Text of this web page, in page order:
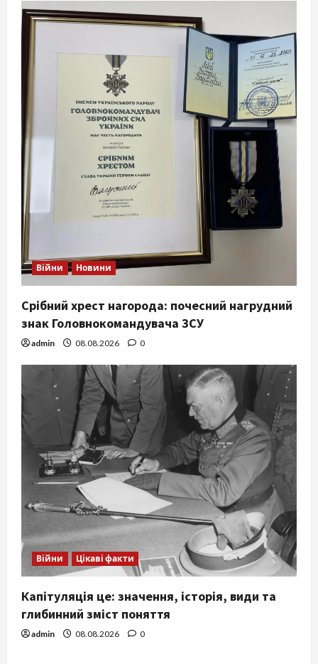
Війни Новини
Срібний хрест нагорода: почесний нагрудний
знак Головнокомандувача ЗСУ
admin 08.08.2026 0
Війни Цікаві факти
Капітуляція це: значення, історія, види та
глибинний зміст поняття
admin 08.08.2026 0